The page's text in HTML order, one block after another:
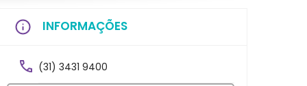
INFORMAÇÕES
(31) 3431 9400